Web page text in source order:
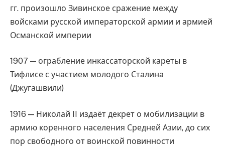
гг. произошло Зивинское сражение между
войсками русской императорской армии и армией
Османской империи
1907 — ограбление инкассаторской кареты в
Тифлисе с участием молодого Сталина
(Джугашвили)
1916 — Николай II издаёт декрет о мобилизации в
армию коренного населения Средней Азии, до сих
пор свободного от воинской повинности